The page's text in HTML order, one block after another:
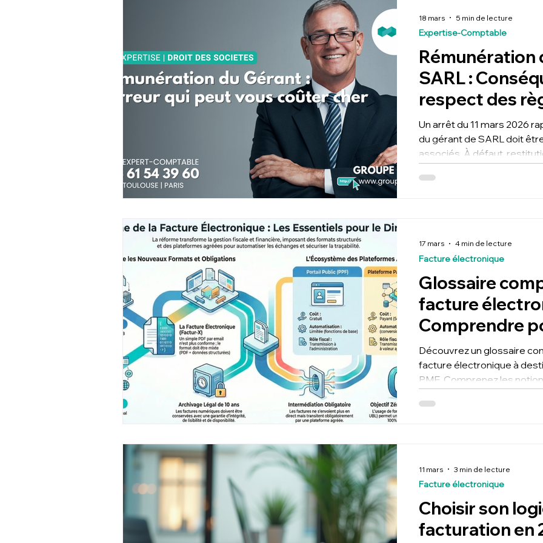
en conformité avant le 1er
Rémunération
SARL :
respect des
Un arrêt du 11 mars 2026
du gérant de SARL doit
associés. À défaut,
exemples concrets et
Expertise-Comptable
18 mars 5 min de lecture
Glossaire
facture
Comprendre
décider
Découvrez un glossaire
facture électronique à
PME. Comprenez les
anticipez la réforme pour
Facture électronique
17 mars 4 min de lecture
Choisir son
facturation en
Facture électronique
11 mars 3 min de lecture